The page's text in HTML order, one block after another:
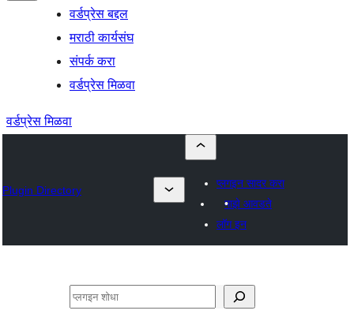
वर्डप्रेस बद्दल
मराठी कार्यसंघ
संपर्क करा
वर्डप्रेस मिळवा
वर्डप्रेस मिळवा
Plugin Directory
प्लगइन सादर करा
माझे आवडते
लॉग इन
शोधा